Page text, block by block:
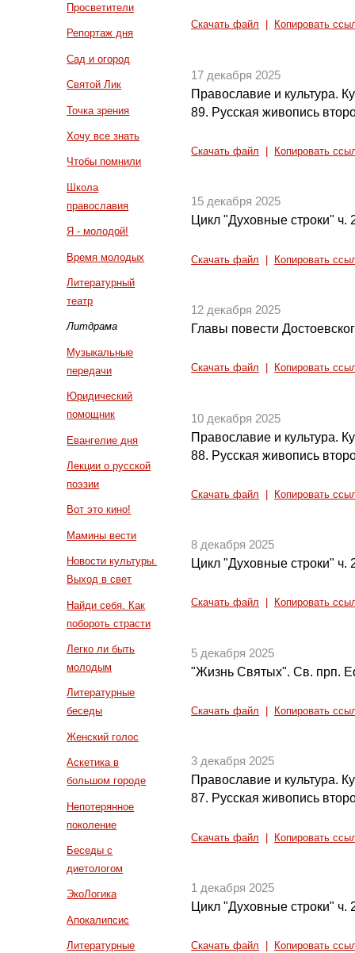
Просветители
Репортаж дня
Сад и огород
Святой Лик
Точка зрения
Хочу все знать
Чтобы помнили
Школа
православия
Я - молодой!
Время молодых
Литературный
театр
Литдрама
Музыкальные
передачи
Юридический
помощник
Евангелие дня
Лекции о русской
поэзии
Вот это кино!
Мамины вести
Новости культуры.
Выход в свет
Найди себя. Как
побороть страсти
Легко ли быть
молодым
Литературные
беседы
Женский голос
Аскетика в
большом городе
Непотерянное
поколение
Беседы с
диетологом
ЭкоЛогика
Апокалипсис
Литературные
Скачать файл Копировать
17 декабря 2025
Православие и культура.
89. Русская живопись
Скачать файл Копировать
15 декабря 2025
Цикл "Духовные строки" ч.
Скачать файл Копировать
12 декабря 2025
Главы повести
Скачать файл Копировать
10 декабря 2025
Православие и культура.
88. Русская живопись
Скачать файл Копировать
8 декабря 2025
Цикл "Духовные строки" ч.
Скачать файл Копировать
5 декабря 2025
"Жизнь Святых". Св. прп.
Скачать файл Копировать
3 декабря 2025
Православие и культура.
87. Русская живопись
Скачать файл Копировать
1 декабря 2025
Цикл "Духовные строки" ч.
Скачать файл Копировать